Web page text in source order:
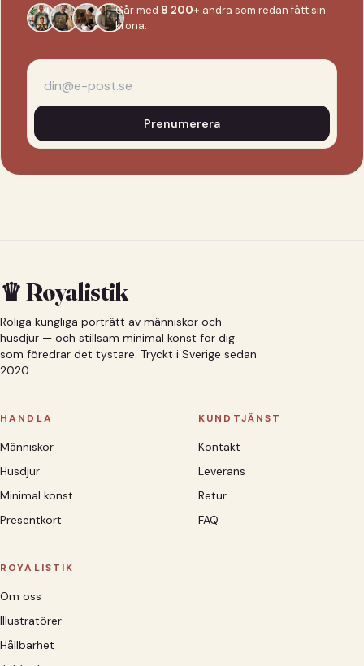
Går med 8 200+ andra som redan fått sin
krona.
Prenumerera
♛ Royalistik
Roliga kungliga porträtt av människor och
husdjur — och stillsam minimal konst för dig
som föredrar det tystare. Tryckt i Sverige sedan
2020.
HANDLA
Människor
Husdjur
Minimal konst
Presentkort
KUNDTJÄNST
Kontakt
Leverans
Retur
FAQ
ROYALISTIK
Om oss
Illustratörer
Hållbarhet